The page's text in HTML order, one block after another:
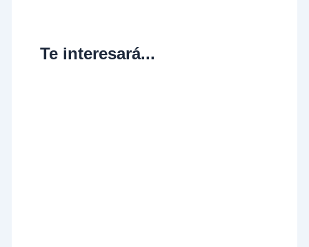
Te interesará...